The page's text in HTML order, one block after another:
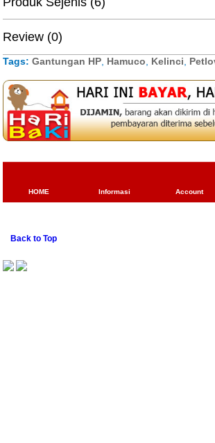
Review (0)
Tags: Gantungan HP Hamuco Kelinci
HOME Informasi Account
Back to Top